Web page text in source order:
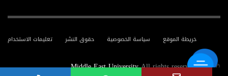
تعليمات الاستخدام حقوق النشر سياسة الخصوصية خريطة الموقع
© 2025
Middle East UniversityAll rights reserved.